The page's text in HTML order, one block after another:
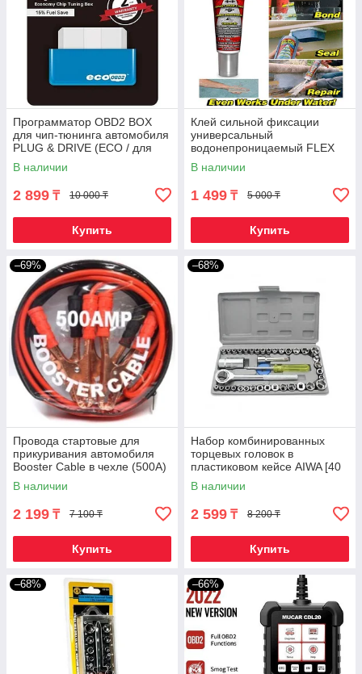
Программатор OBD2 BOX
для чип-тюнинга автомобиля
PLUG & DRIVE (ECO / для
дизельных двигателей)
В наличии
2 899 ₸ 10 000 ₸
Купить
Клей сильной фиксации
универсальный
водонепроницаемый FLEX
GLUE
В наличии
1 499 ₸ 5 000 ₸
Купить
–69%
Провода стартовые для
прикуривания автомобиля
Booster Cable в чехле (500А)
В наличии
2 199 ₸ 7 100 ₸
Купить
–68%
Набор комбинированных
торцевых головок в
пластиковом кейсе AIWA [40
предметов] KL 428-17
(Большой)
В наличии
2 599 ₸ 8 200 ₸
Купить
–68% –66%